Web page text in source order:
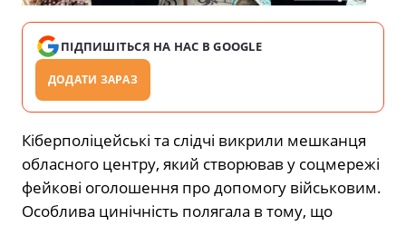
ПІДПИШІТЬСЯ НА НАС В GOOGLE
ДОДАТИ ЗАРАЗ
Кіберполіцейські та слідчі викрили мешканця
обласного центру, який створював у соцмережі
фейкові оголошення про допомогу військовим.
Особлива цинічність полягала в тому, що